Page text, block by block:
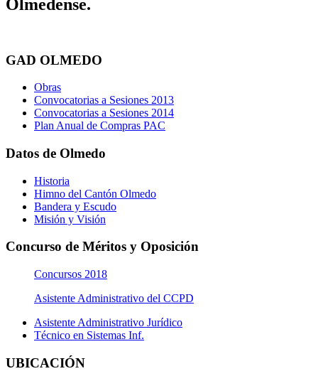
Olmedense.
GAD OLMEDO
Obras
Convocatorias a Sesiones 2013
Convocatorias a Sesiones 2014
Plan Anual de Compras PAC
Datos de Olmedo
Historia
Himno del Cantón Olmedo
Bandera y Escudo
Misión y Visión
Concurso de Méritos y Oposición
Concursos 2018
Asistente Administrativo del CCPD
Asistente Administrativo Jurídico
Técnico en Sistemas Inf.
UBICACIÓN